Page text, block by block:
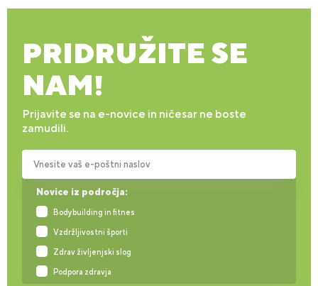
PRIDRUŽITE SE
NAM!
Prijavite se na e-novice in ničesar ne boste
zamudili.
Novice iz področja:
Bodybuilding in fitnes
Vzdržljivostni športi
Zdrav življenjski slog
Podpora zdravja
Vnesite vaš e-poštni naslov